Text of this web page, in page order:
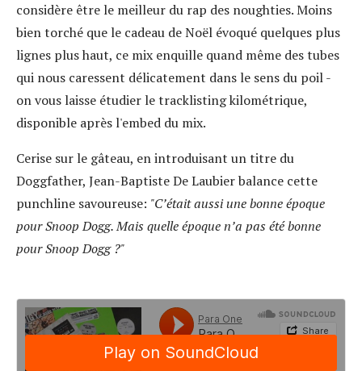
considère être le meilleur du rap des noughties. Moins
bien torché que le cadeau de Noël évoqué quelques plus
lignes plus haut, ce mix enquille quand même des tubes
qui nous caressent délicatement dans le sens du poil -
on vous laisse étudier le tracklisting kilométrique,
disponible après l'embed du mix.
Cerise sur le gâteau, en introduisant un titre du
Doggfather, Jean-Baptiste De Laubier balance cette
punchline savoureuse: "C’était aussi une bonne époque
pour Snoop Dogg. Mais quelle époque n’a pas été bonne
pour Snoop Dogg ?"